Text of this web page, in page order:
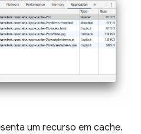
um recurso em cache.